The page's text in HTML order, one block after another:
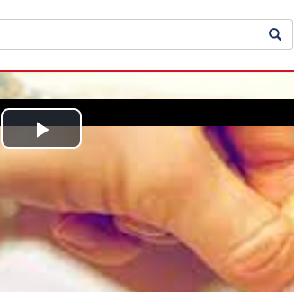
Play
Video